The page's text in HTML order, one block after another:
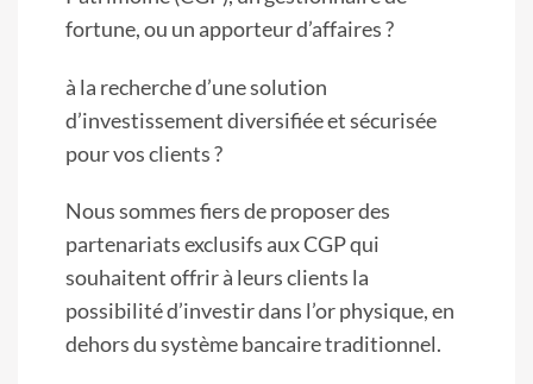
fortune, ou un apporteur d’affaires ?
à la recherche d’une solution
d’investissement diversifiée et sécurisée
pour vos clients ?
Nous sommes fiers de proposer des
partenariats exclusifs aux CGP qui
souhaitent offrir à leurs clients la
possibilité d’investir dans l’or physique, en
dehors du système bancaire traditionnel.